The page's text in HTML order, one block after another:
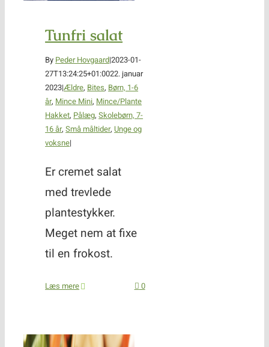
Tunfri salat
By Peder Hovgaard|2023-01-
27T13:24:25+01:0022. januar
2023|Ældre, Bites, Børn, 1-6
år, Mince Mini, Mince/Plante
Hakket, Pålæg,Skolebørn, 7-
16 år,Små måltider, Unge og
voksne|
Er cremet salat
med trevlede
plantestykker.
Meget nem at fixe
til en frokost.
Læs mere 0